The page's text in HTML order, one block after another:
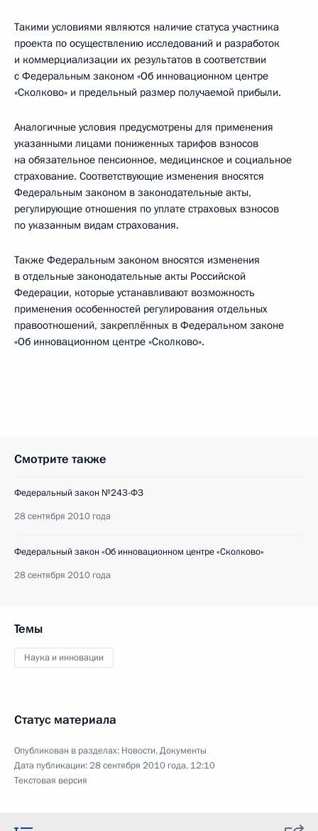
Такими условиями являются наличие статуса участника
проекта по осуществлению исследований и разработок
и коммерциализации их результатов в соответствии
с Федеральным законом «Об инновационном центре
«Сколково» и предельный размер получаемой прибыли.
Аналогичные условия предусмотрены для применения
указанными лицами пониженных тарифов взносов
на обязательное пенсионное, медицинское и социальное
страхование. Соответствующие изменения вносятся
Федеральным законом в законодательные акты,
регулирующие отношения по уплате страховых взносов
по указанным видам страхования.
Также Федеральным законом вносятся изменения
в отдельные законодательные акты Российской
Федерации, которые устанавливают возможность
применения особенностей регулирования отдельных
правоотношений, закреплённых в Федеральном законе
«Об инновационном центре «Сколково».
Смотрите также
Федеральный закон №243-ФЗ
28 сентября 2010 года
Федеральный закон «Об инновационном центре «Сколково»
28 сентября 2010 года
Темы
Наука и инновации
Статус материала
Опубликован в разделах: Новости,Документы
Дата публикации:28 сентября 2010 года, 12:10
Текстовая версия